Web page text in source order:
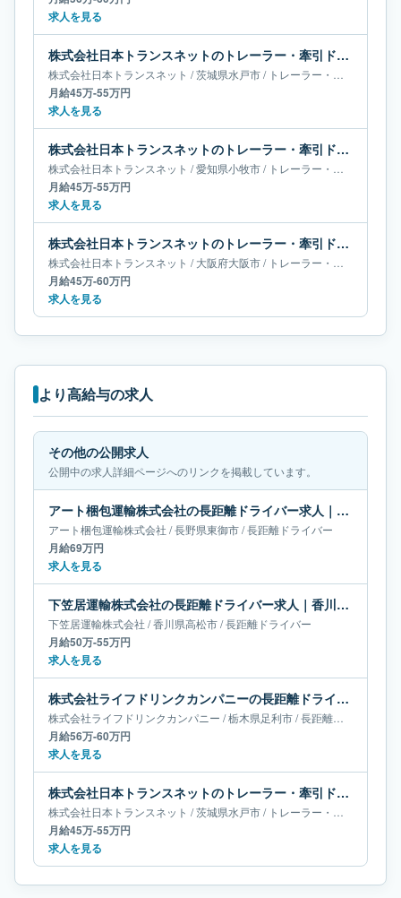
求人を見る
株式会社日本トランスネットのトレーラー・牽引ドライバー求人｜茨城県水戸市｜月給45万-55万円
株式会社日本トランスネット /茨城県水戸市/ トレーラー・牽引ドライバー
月給45万-55万円
求人を見る
株式会社日本トランスネットのトレーラー・牽引ドライバー求人｜愛知県小牧市｜月給45万-55万円
株式会社日本トランスネット /愛知県小牧市/ トレーラー・牽引ドライバー
月給45万-55万円
求人を見る
株式会社日本トランスネットのトレーラー・牽引ドライバー求人｜大阪府大阪市｜月給45万-60万円
株式会社日本トランスネット /大阪府大阪市/ トレーラー・牽引ドライバー
月給45万-60万円
求人を見る
より高給与の求人
その他の公開求人
公開中の求人詳細ページへのリンクを掲載しています。
アート梱包運輸株式会社の長距離ドライバー求人｜長野県東御市｜月給69万円
アート梱包運輸株式会社 /長野県東御市/長距離ドライバー
月給69万円
求人を見る
下笠居運輸株式会社の長距離ドライバー求人｜香川県高松市｜月給50万-55万円
下笠居運輸株式会社 /香川県高松市/長距離ドライバー
月給50万-55万円
求人を見る
株式会社ライフドリンクカンパニーの長距離ドライバー求人｜栃木県足利市｜月給56万-60万円
株式会社ライフドリンクカンパニー /栃木県足利市/長距離ドライバー
月給56万-60万円
求人を見る
株式会社日本トランスネットのトレーラー・牽引ドライバー求人｜茨城県水戸市｜月給45万-55万円
株式会社日本トランスネット /茨城県水戸市/ トレーラー・牽引ドライバー
月給45万-55万円
求人を見る